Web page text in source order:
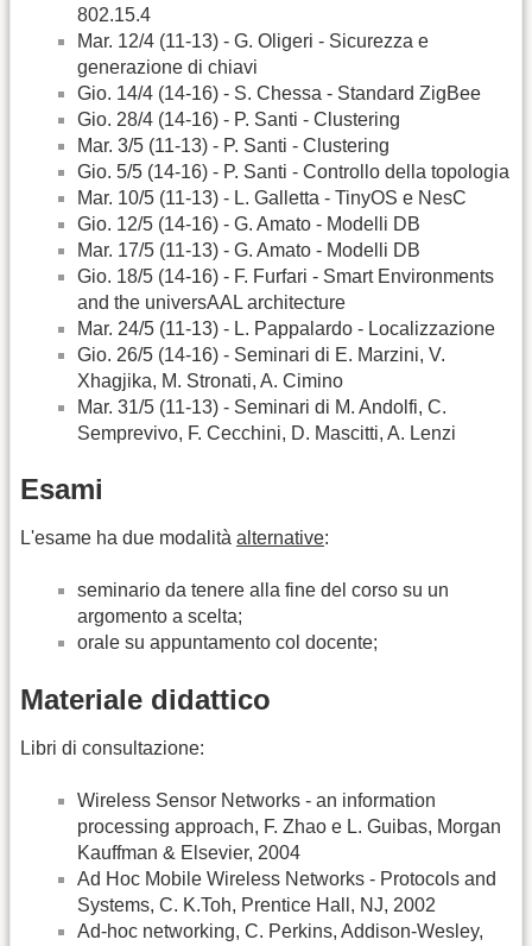
802.15.4
Mar. 12/4 (11-13) - G. Oligeri - Sicurezza e
generazione di chiavi
Gio. 14/4 (14-16) - S. Chessa - Standard ZigBee
Gio. 28/4 (14-16) - P. Santi - Clustering
Mar. 3/5 (11-13) - P. Santi - Clustering
Gio. 5/5 (14-16) - P. Santi - Controllo della topologia
Mar. 10/5 (11-13) - L. Galletta - TinyOS e NesC
Gio. 12/5 (14-16) - G. Amato - Modelli DB
Mar. 17/5 (11-13) - G. Amato - Modelli DB
Gio. 18/5 (14-16) - F. Furfari - Smart Environments
and the universAAL architecture
Mar. 24/5 (11-13) - L. Pappalardo - Localizzazione
Gio. 26/5 (14-16) - Seminari di E. Marzini, V.
Xhagjika, M. Stronati, A. Cimino
Mar. 31/5 (11-13) - Seminari di M. Andolfi, C.
Semprevivo, F. Cecchini, D. Mascitti, A. Lenzi
Esami
L'esame ha due modalità alternative:
seminario da tenere alla fine del corso su un
argomento a scelta;
orale su appuntamento col docente;
Materiale didattico
Libri di consultazione:
Wireless Sensor Networks - an information
processing approach, F. Zhao e L. Guibas, Morgan
Kauffman & Elsevier, 2004
Ad Hoc Mobile Wireless Networks - Protocols and
Systems, C. K.Toh, Prentice Hall, NJ, 2002
Ad-hoc networking, C. Perkins, Addison-Wesley,